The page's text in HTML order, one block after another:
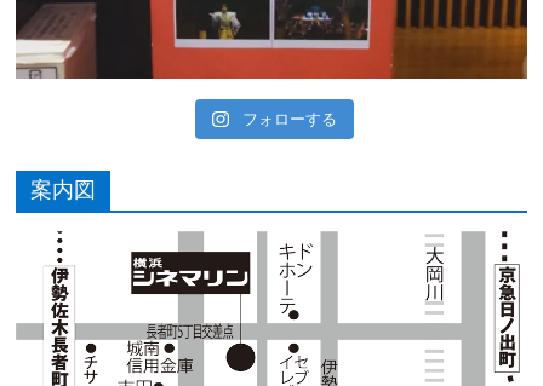
フォローする
案内図